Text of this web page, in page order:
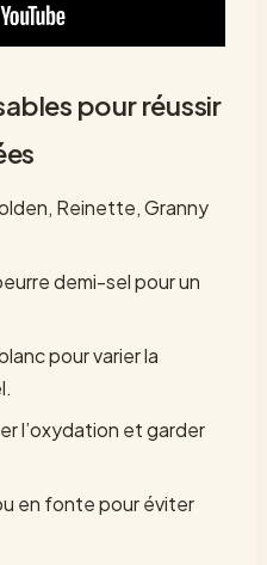
pour réussir
Reinette, Granny
demi-sel pour un
pour varier la
l’oxydation et garder
en fonte pour éviter